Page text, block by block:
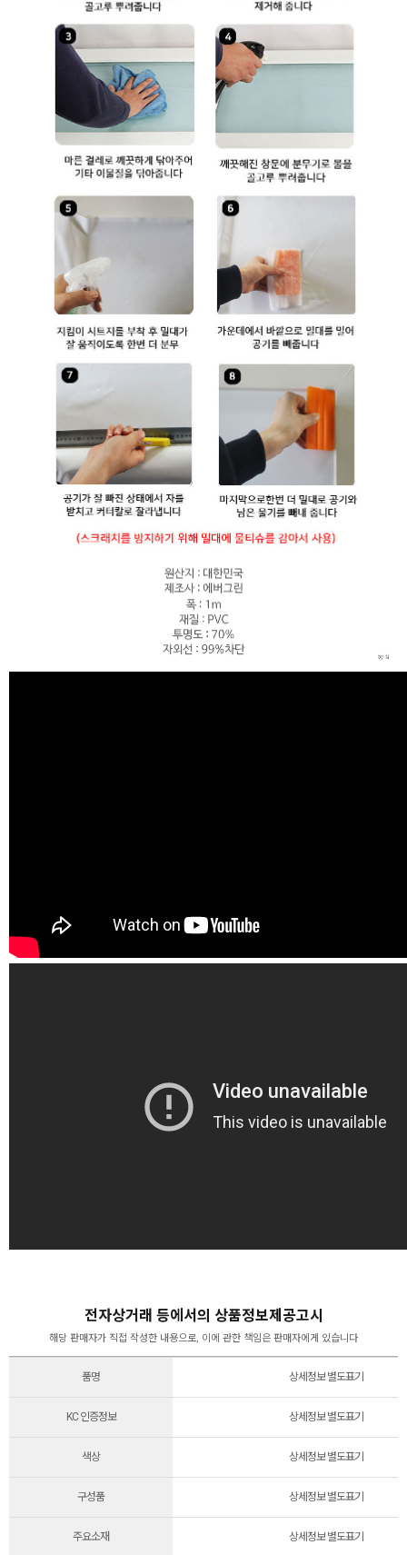
전자상거래 등에서의 상품정보제공고시
해당 판매자가 직접 작성한 내용으로, 이에 관한 책임은 판매자에게 있습니다
품명 상세정보 별도표기
KC 인증정보 상세정보 별도표기
색상 상세정보 별도표기
구성품 상세정보 별도표기
주요소재 상세정보 별도표기